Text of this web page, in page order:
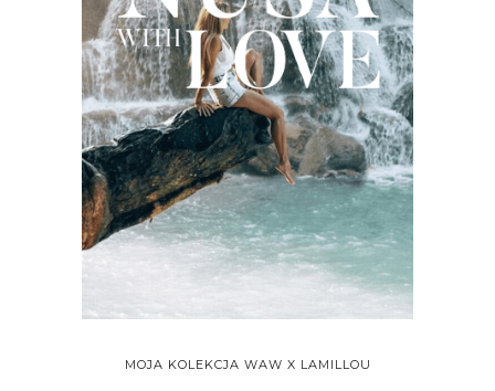
MOJA KOLEKCJA WAW X LAMILLOU